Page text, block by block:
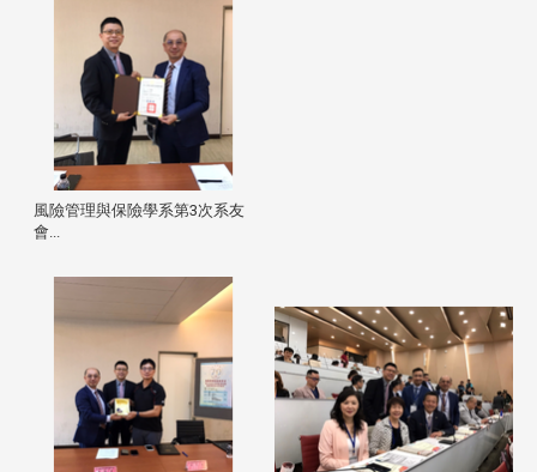
風險管理與保險學系第3次系友
會...